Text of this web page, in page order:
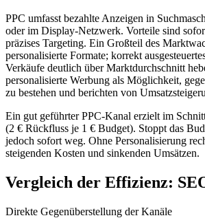
PPC umfasst bezahlte Anzeigen in
oder im Display-Netzwerk. Vorteile sind
präzises Targeting. Ein Großteil des
personalisierte Formate; korrekt
Verkäufe deutlich über Marktdurchschnitt
personalisierte Werbung als Möglichkeit,
zu bestehen und berichten von
Ein gut geführter PPC-Kanal erzielt im
(2 € Rückfluss je 1 € Budget). Stoppt das
jedoch sofort weg. Ohne Personalisierung
steigenden Kosten und sinkenden Umsätzen.
Vergleich der Effizienz:
Direkte Gegenüberstellung der Kanäle